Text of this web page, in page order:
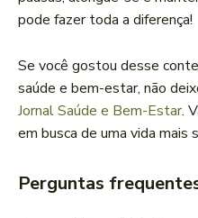
pode fazer toda a diferença!
Se você gostou desse
saúde e bem-estar, não
Jornal Saúde e Bem-Estar.
em busca de uma vida mais
Perguntas